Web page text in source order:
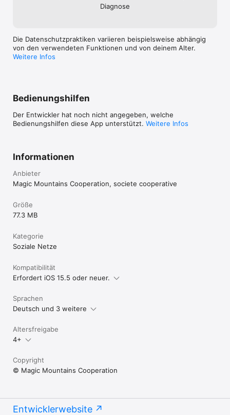
Diagnose
Die Datenschutzpraktiken variieren beispielsweise abhängig
von den verwendeten Funktionen und von deinem Alter.
Weitere Infos
Bedienungshilfen
Der Entwickler hat noch nicht angegeben, welche
Bedienungshilfen diese App unterstützt. Weitere Infos
Informationen
Anbieter
Magic Mountains Cooperation, societe cooperative
Größe
77.3 MB
Kategorie
Soziale Netze
Kompatibilität
Erfordert iOS 15.5 oder neuer.
Sprachen
Deutsch und 3 weitere
Altersfreigabe
4+
Copyright
© Magic Mountains Cooperation
Entwicklerwebsite